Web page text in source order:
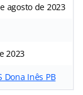
agosto de 2023
2023
Inês PB